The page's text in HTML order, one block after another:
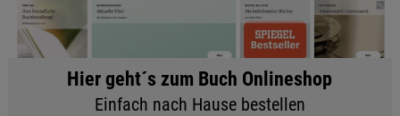
Hier geht´s zum Buch Onlineshop
Einfach nach Hause bestellen